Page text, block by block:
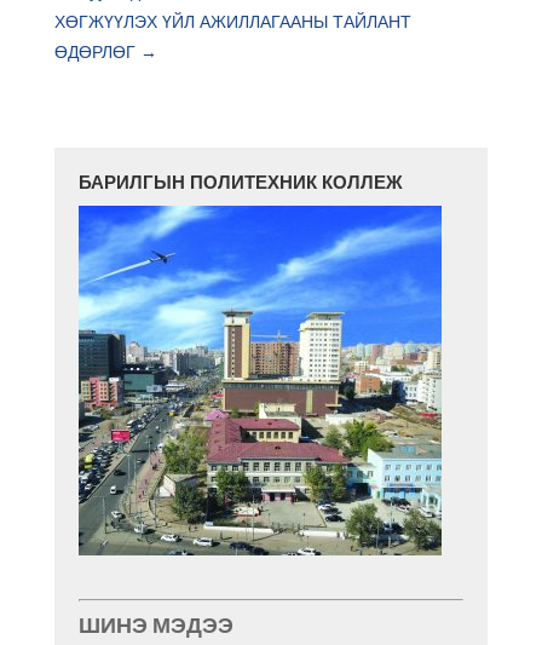
ХӨГЖҮҮЛЭХ ҮЙЛ АЖИЛЛАГААНЫ ТАЙЛАНТ
ӨДӨРЛӨГ →
БАРИЛГЫН ПОЛИТЕХНИК КОЛЛЕЖ
ШИНЭ МЭДЭЭ